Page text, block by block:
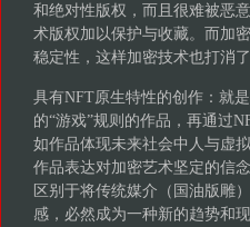
和绝对性版权，而且很难被恶
术版权加以保护与收藏。而加
稳定性，这样加密技术也打消
具有NFT原生特性的创作：就
的“游戏”规则的作品，再通过
如作品体现未来社会中人与虚
作品表达对加密艺术坚定的信
区别于将传统媒介（国油版雕
感，必然成为一种新的趋势和